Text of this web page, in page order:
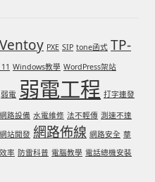
PXE SIP tone函式 TP-
Windows教學 WordPress架站
弱電 弱電工程 打字連發
路設備 水電維修 法不輕傳 測速不達
網站開發 網路佈線 網路安全 華
率 防雷科普 電腦教學 電話總機安裝